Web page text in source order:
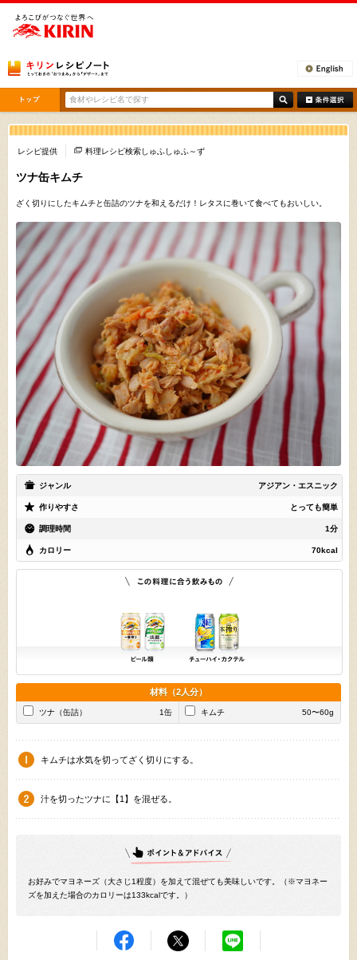
レシピ提供 料理レシピ検索しゅふしゅふ～ず
ツナ缶キムチ
ざく切りにしたキムチと缶詰のツナを和えるだけ！レタスに巻いて食べてもおいしい。
ジャンル アジアン・エスニック
作りやすさ とっても簡単
調理時間 1分
カロリー 70kcal
材料（2人分）
ツナ（缶詰） 1缶 キムチ 50〜60g
キムチは水気を切ってざく切りにする。
汁を切ったツナに【1】を混ぜる。
お好みでマヨネーズ（大さじ1程度）を加えて混ぜても美味しいです。（※マヨネー
ズを加えた場合のカロリーは133kcalです。）